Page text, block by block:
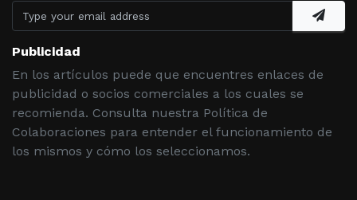
Publicidad
En los artículos puede que encuentres enlaces de
publicidad o socios comerciales a los cuales se
recomienda. Consulta nuestra Política de
Colaboraciones para entender el funcionamiento de
los mismos y cómo los seleccionamos.